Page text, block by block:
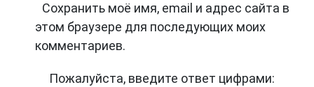
Сохранить моё имя, email и адрес сайта в
этом браузере для последующих моих
комментариев.
Пожалуйста, введите ответ цифрами: